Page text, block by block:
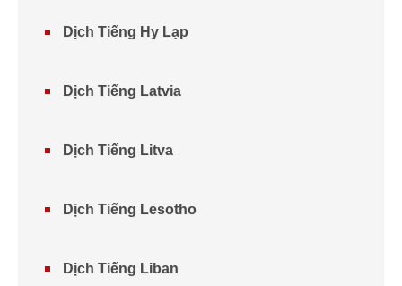
Dịch Tiếng Hy Lạp
Dịch Tiếng Latvia
Dịch Tiếng Litva
Dịch Tiếng Lesotho
Dịch Tiếng Liban